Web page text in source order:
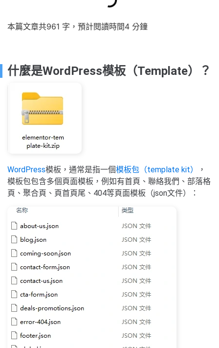
本篇文章共961 字，預計閱讀時間4 分鐘
什麼是WordPress模板（Template）？
WordPress模板，通常是指一個模板包（template kit）
，
模板包包含多個頁面模板，例如有首頁、聯絡我們、部落格
頁、聚合頁、頁首頁尾、404等頁面模板（json文件）：